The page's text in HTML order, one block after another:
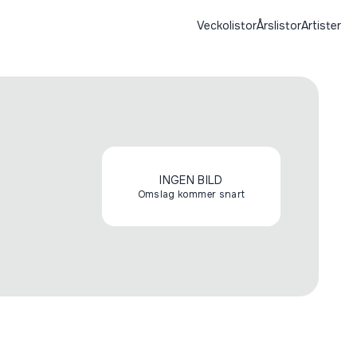
VeckolistorÅrslistorArtister
INGEN BILD
Omslag kommer snart